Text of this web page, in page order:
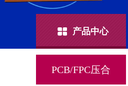
产品中心
PCB/FPC压合